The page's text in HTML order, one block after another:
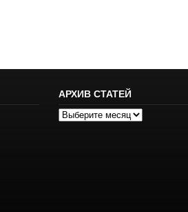
АРХИВ СТАТЕЙ
Архив